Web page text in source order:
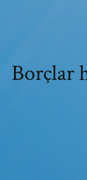
Borçlar